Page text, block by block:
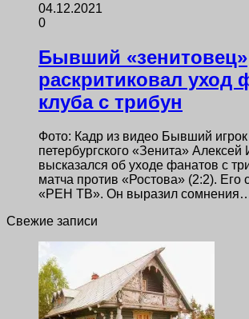
04.12.2021
0
Бывший «зенитовец»
раскритиковал уход
клуба с трибун
Фото: Кадр из видео Бывший игрок
петербургского «Зенита» Алексей
высказался об уходе фанатов с
матча против «Ростова» (2:2). Его
«РЕН ТВ». Он выразил
Свежие записи